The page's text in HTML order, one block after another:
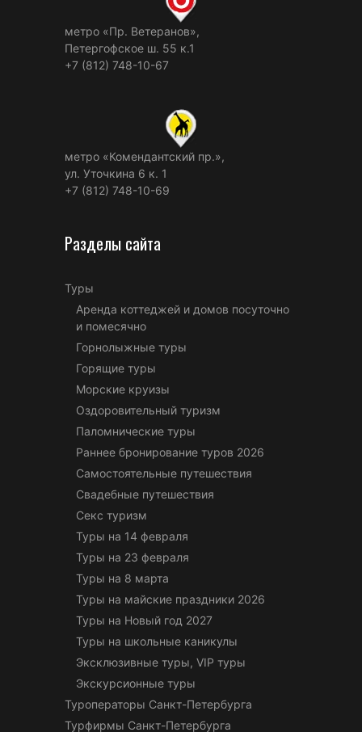
метро «Пр. Ветеранов»,
Петергофское ш. 55 к.1
+7 (812) 748-10-67
метро «Комендантский пр.»,
ул. Уточкина 6 к. 1
+7 (812) 748-10-69
Разделы сайта
Туры
Аренда коттеджей и домов посуточно
и помесячно
Горнолыжные туры
Горящие туры
Морские круизы
Оздоровительный туризм
Паломнические туры
Раннее бронирование туров 2026
Самостоятельные путешествия
Свадебные путешествия
Секс туризм
Туры на 14 февраля
Туры на 23 февраля
Туры на 8 марта
Туры на майские праздники 2026
Туры на Новый год 2027
Туры на школьные каникулы
Эксклюзивные туры, VIP туры
Экскурсионные туры
Туроператоры Санкт-Петербурга
Турфирмы Санкт-Петербурга